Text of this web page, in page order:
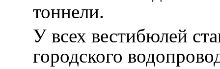
тоннели.
У всех вестибюлей
городского